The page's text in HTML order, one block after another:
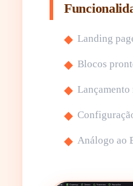
Landing
Blocos
Lançamento
Análogo ao